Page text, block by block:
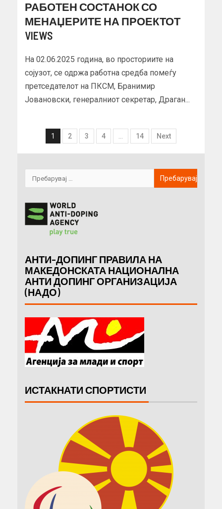
РАБОТЕН СОСТАНОК СО
МЕНАЏЕРИТЕ НА ПРОЕКТОТ
VIEWS
На 02.06.2025 година, во просториите на
сојузот, се одржа работна средба помеѓу
претседателот на ПКСМ, Бранимир
Јовановски, генералниот секретар, Драган...
1 2 3 4 … 14 Next
АНТИ-ДОПИНГ ПРАВИЛА НА
МАКЕДОНСКАТА НАЦИОНАЛНА
АНТИ ДОПИНГ ОРГАНИЗАЦИЈА
(НАДО)
ИСТАКНАТИ СПОРТИСТИ